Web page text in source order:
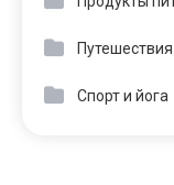
Путешествия
Спорт и йога